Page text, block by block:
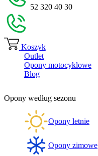
52 320 40 30
Koszyk
Outlet
Opony motocyklowe
Blog
Opony według sezonu
Opony letnie
Opony zimowe